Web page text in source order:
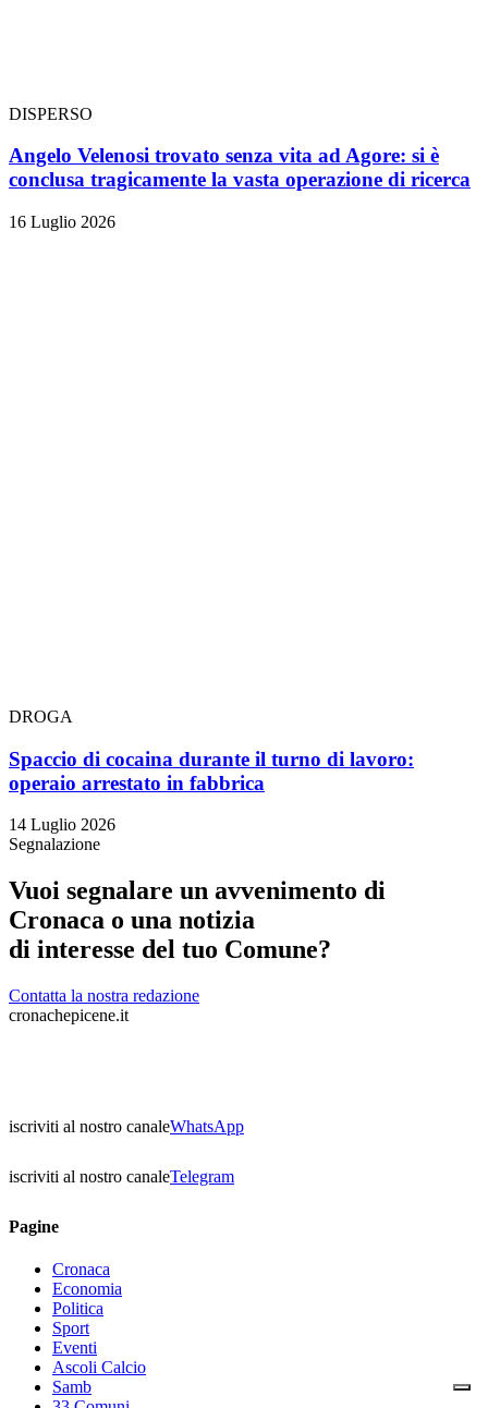
DISPERSO
Angelo Velenosi trovato senza vita ad Agore: si è
conclusa tragicamente la vasta operazione di ricerca
16 Luglio 2026
DROGA
Spaccio di cocaina durante il turno di lavoro:
operaio arrestato in fabbrica
14 Luglio 2026
Segnalazione
Vuoi segnalare un avvenimento di
Cronaca o una notizia
di interesse del tuo Comune?
Contatta la nostra redazione
cronachepicene.it
iscriviti al nostro canaleWhatsApp
iscriviti al nostro canaleTelegram
Pagine
Cronaca
Economia
Politica
Sport
Eventi
Ascoli Calcio
Samb